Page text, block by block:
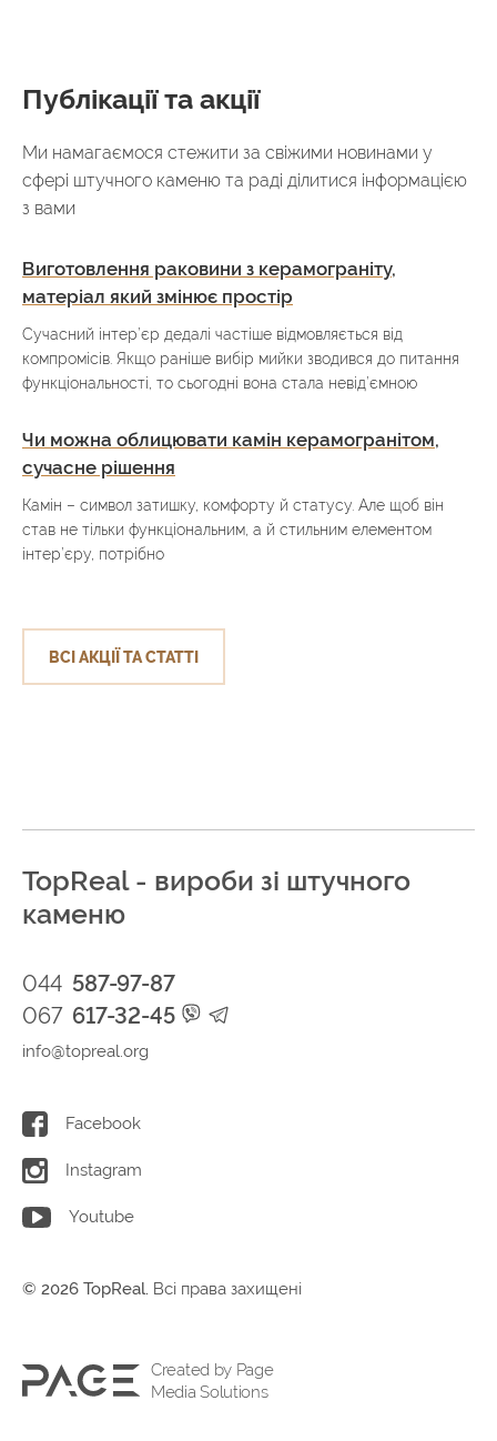
Публікації та акції
Ми намагаємося стежити за свіжими новинами у
сфері штучного каменю та раді ділитися інформацією
з вами
Виготовлення раковини з керамограніту,
матеріал який змінює простір
Сучасний інтер’єр дедалі частіше відмовляється від
компромісів. Якщо раніше вибір мийки зводився до питання
функціональності, то сьогодні вона стала невід’ємною
Чи можна облицювати камін керамогранітом,
сучасне рішення
Камін – символ затишку, комфорту й статусу. Але щоб він
став не тільки функціональним, а й стильним елементом
інтер’єру, потрібно
ВСІ АКЦІЇ ТА СТАТТІ
TopReal - вироби зі штучного
каменю
044 587-97-87
067 617-32-45
info@topreal.org
Facebook
Instagram
Youtube
© 2026 TopReal. Всі права захищені
Created by Page
Media Solutions